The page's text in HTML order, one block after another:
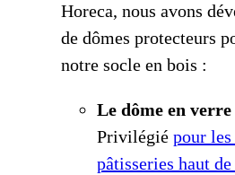
Horeca, nous avons
de dômes protecteurs
notre socle en bois :
Le dôme en
Privilégié pour
pâtisseries haut